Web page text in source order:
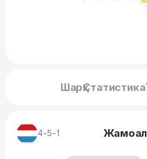
ШарҳСтатистика
4-5-1